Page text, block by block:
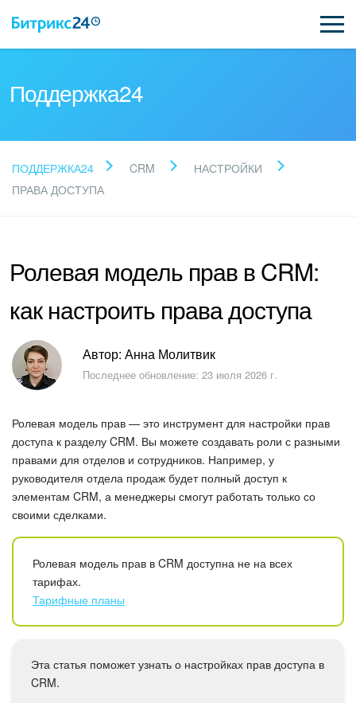
Прочитайте готовые
ответы
Поддержка Битрикс24
Регистрация и вход
Безопасность в Битрикс24
С чего начать
AI в Битрикс24
Вайбкод
Лента Новостей
Задачи
Мессенджер
Поддержка24
ПОДДЕРЖКА24 CRM
НАСТРОЙКИ
ПРАВА ДОСТУПА
Ролевая модель прав в CRM:
как настроить права доступа
Автор: Анна Молитвик
Последнее обновление: 23 июля 2026 г.
Ролевая модель прав — это инструмент для настройки прав
доступа к разделу CRM. Вы можете создавать роли с разными
правами для отделов и сотрудников. Например, у
руководителя отдела продаж будет полный доступ к
элементам CRM, а менеджеры смогут работать только со
своими сделками.
Ролевая модель прав в CRM доступна не на всех
тарифах.
Тарифные планы
Эта статья поможет узнать о настройках прав доступа в
CRM.